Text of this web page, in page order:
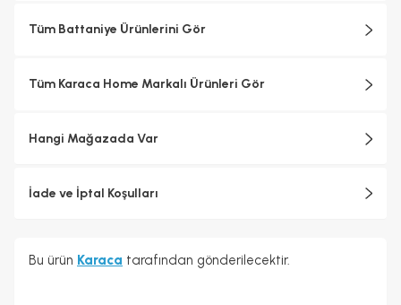
Tüm Battaniye Ürünlerini Gör
Tüm Karaca Home Markalı Ürünleri Gör
Hangi Mağazada Var
İade ve İptal Koşulları
Bu ürün Karaca tarafından gönderilecektir.